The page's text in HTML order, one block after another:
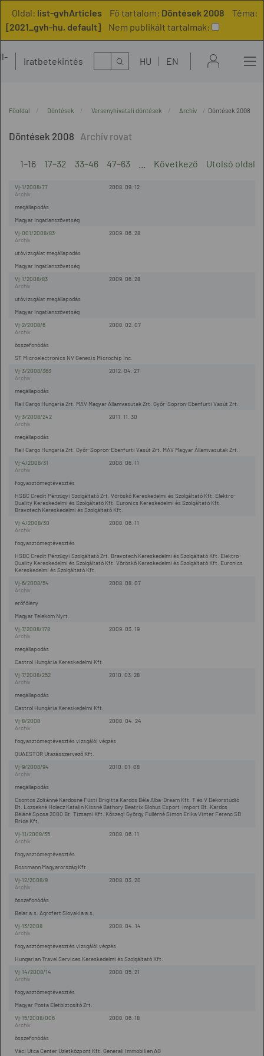
Oldal: list-gvhArticles Fő tartalom: Döntések 2008
Téma:
[2021_gvh-hu, default]
Nem publikált tartalmak:
Iratbetekintés Kereső HU EN
Főoldal Döntések Versenyhivatali döntések Archív Döntések 2008
Döntések 2008
1–16 17–32 33–46 47–63 Következő Utolsó oldal
2008. 09. 12
Vj-1/2008/77
Magyar Ingatlanszövetség
megállapodás
2009. 06. 28
Vj-001/2008/83
Magyar Ingatlanszövetség
utóvizsgálat megállapodás
2009. 06. 28
Vj-1/2008/83
Magyar Ingatlanszövetség
utóvizsgálat megállapodás
2008. 02. 07
Vj-2/2008/6
ST Microelectronics NV Genesis Microchip Inc.
összefonódás
2012. 04. 27
Vj-3/2008/363
Rail Cargo Hungaria Zrt. MÁV Magyar Államvasutak Zrt. Győr-Sopron-Ebenfurti Vasút Zrt.
megállapodás
2011. 11. 30
Vj-3/2008/242
Rail Cargo Hungaria Zrt. Győr-Sopron-Ebenfurti Vasút Zrt. MÁV Magyar Államvasutak Zrt.
megállapodás
2008. 06. 11
Vj-4/2008/31
HSBC Credit Pénzügyi Szolgáltató Zrt. Vöröskő Kereskedelmi és Szolgáltató Kft. Elektro-
Quality Kereskedelmi és Szolgáltató Kft. Euronics Kereskedelmi és Szolgáltató Kft.
Bravotech Kereskedelmi és Szolgáltató Kft.
fogyasztómegtévesztés
2008. 06. 11
Vj-4/2008/30
HSBC Credit Pénzügyi Szolgáltató Zrt. Bravotech Kereskedelmi és Szolgáltató Kft. Elektro-
Quality Kereskedelmi és Szolgáltató Kft. Vöröskő Kereskedelmi és Szolgáltató Kft. Euronics
Kereskedelmi és Szolgáltató Kft.
fogyasztómegtévesztés
2008. 08. 07
Vj-6/2008/54
Magyar Telekom Nyrt.
erőfölény
2009. 03. 19
Vj-7/2008/178
Castrol Hungária Kereskedelmi Kft.
megállapodás
2010. 03. 28
Vj-7/2008/252
Castrol Hungária Kereskedelmi Kft.
megállapodás
2008. 04. 24
Vj-8/2008
QUAESTOR Utazásszervező Kft.
fogyasztómegtévesztés vizsgálói végzés
2010. 01. 08
Vj-9/2008/94
Csontos Zoltánné Kardosné Füsti Brigitta Kardos Béla Alba-Dream Kft. T és V Dekorstúdió
Bt. Lozsekné Holecz Katalin Kissné Báthory Beatrix Globus Export-Import Bt. Kardos
Béláné Sposa 2000 Bt. Tizsami Kft. Kőszegi György Fullérné Simon Erika Vinter Ferenc SD
Bride Kft.
megállapodás
2008. 06. 11
Vj-11/2008/35
Rossmann Magyarország Kft.
fogyasztómegtévesztés
2008. 03. 20
Vj-12/2008/9
Belar a.s. Agrofert Slovakia a.s.
összefonódás
2008. 04. 14
Vj-13/2008
Hungarian Travel Services Kereskedelmi és Szolgáltató Kft.
fogyasztómegtévesztés vizsgálói végzés
2008. 05. 21
Vj-14/2008/14
Magyar Posta Életbiztosító Zrt.
fogyasztómegtévesztés
2008. 06. 18
Vj-15/2008/006
Váci Utca Center Üzletközpont Kft. Generali Immobilien AG
összefonódás